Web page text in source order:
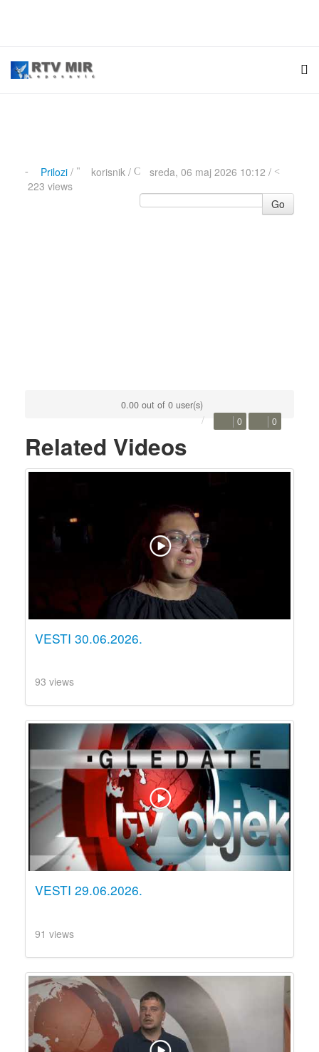
Prilozi/ korisnik /
sreda, 06 maj 2026 10:12 /
223 views
Go
0.00 out of 0 user(s)
0 0
Related Videos
VESTI 30.06.2026.
93 views
VESTI 29.06.2026.
91 views